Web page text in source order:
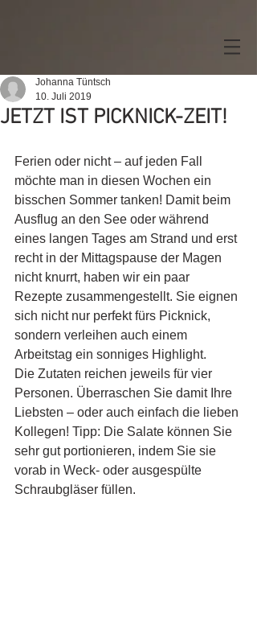
JETZT IST PICKNICK-ZEIT!
Johanna Tüntsch
10. Juli 2019
Ferien oder nicht – auf jeden Fall
möchte man in diesen Wochen ein
bisschen Sommer tanken! Damit beim
Ausflug an den See oder während
eines langen Tages am Strand und erst
recht in der Mittagspause der Magen
nicht knurrt, haben wir ein paar
Rezepte zusammengestellt. Sie eignen
sich nicht nur perfekt fürs Picknick,
sondern verleihen auch einem
Arbeitstag ein sonniges Highlight.
Die Zutaten reichen jeweils für vier
Personen. Überraschen Sie damit Ihre
Liebsten – oder auch einfach die lieben
Kollegen! Tipp: Die Salate können Sie
sehr gut portionieren, indem Sie sie
vorab in Weck- oder ausgespülte
Schraubgläser füllen.